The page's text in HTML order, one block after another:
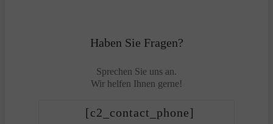
Haben Sie Fragen?
Sprechen Sie uns an.
Wir helfen Ihnen gerne!
[c2_contact_phone]